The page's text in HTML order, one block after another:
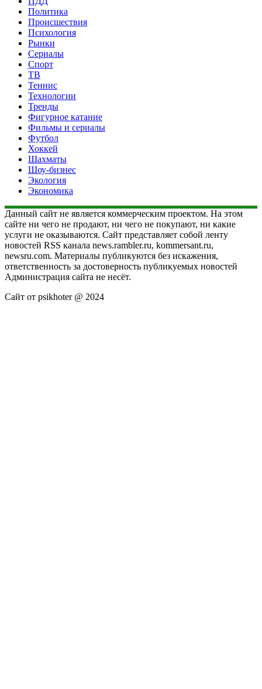
Политика
Происшествия
Психология
Рынки
Сериалы
Спорт
ТВ
Теннис
Технологии
Тренды
Фигурное катание
Фильмы и сериалы
Футбол
Хоккей
Шахматы
Шоу-бизнес
Экология
Экономика
Данный сайт не является коммерческим проектом. На этом
сайте ни чего не продают, ни чего не покупают, ни какие
услуги не оказываются. Сайт представляет собой ленту
новостей RSS канала news.rambler.ru, kommersant.ru,
newsru.com. Материалы публикуются без искажения,
ответственность за достоверность публикуемых новостей
Администрация сайта не несёт.
Сайт от psikhoter @ 2024